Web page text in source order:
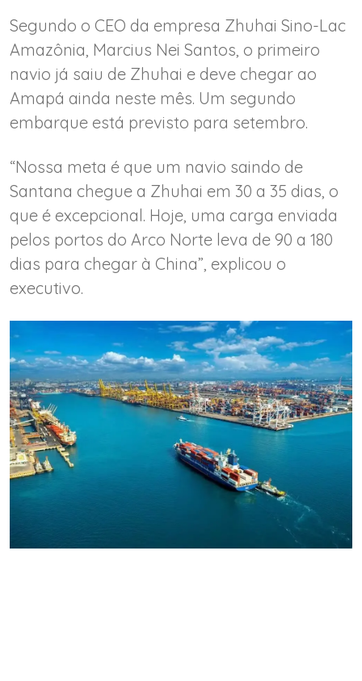
Segundo o CEO da empresa Zhuhai Sino-Lac
Amazônia, Marcius Nei Santos, o primeiro
navio já saiu de Zhuhai e deve chegar ao
Amapá ainda neste mês. Um segundo
embarque está previsto para setembro.
“Nossa meta é que um navio saindo de
Santana chegue a Zhuhai em 30 a 35 dias, o
que é excepcional. Hoje, uma carga enviada
pelos portos do Arco Norte leva de 90 a 180
dias para chegar à China”, explicou o
executivo.